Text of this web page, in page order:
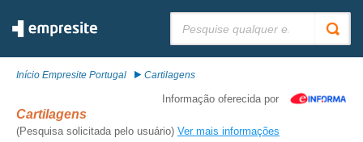
Início Empresite Portugal Cartilagens
Informação oferecida por
Cartilagens
(Pesquisa solicitada pelo usuário) Ver mais informações